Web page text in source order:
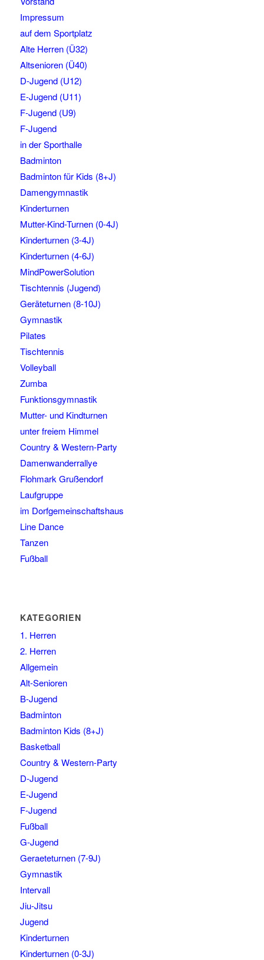
Impressum
auf dem Sportplatz
Alte Herren (Ü32)
Altsenioren (Ü40)
D-Jugend (U12)
E-Jugend (U11)
F-Jugend (U9)
F-Jugend
in der Sporthalle
Badminton
Badminton für Kids (8+J)
Damengymnastik
Kinderturnen
Mutter-Kind-Turnen (0-4J)
Kinderturnen (3-4J)
Kinderturnen (4-6J)
MindPowerSolution
Tischtennis (Jugend)
Geräteturnen (8-10J)
Gymnastik
Pilates
Tischtennis
Volleyball
Zumba
Funktionsgymnastik
Mutter- und Kindturnen
unter freiem Himmel
Country & Western-Party
Damenwanderrallye
Flohmark Grußendorf
Laufgruppe
im Dorfgemeinschaftshaus
Line Dance
Tanzen
Fußball
KATEGORIEN
1. Herren
2. Herren
Allgemein
Alt-Senioren
B-Jugend
Badminton
Badminton Kids (8+J)
Basketball
Country & Western-Party
D-Jugend
E-Jugend
F-Jugend
Fußball
G-Jugend
Geraeteturnen (7-9J)
Gymnastik
Intervall
Jiu-Jitsu
Jugend
Kinderturnen
Kinderturnen (0-3J)